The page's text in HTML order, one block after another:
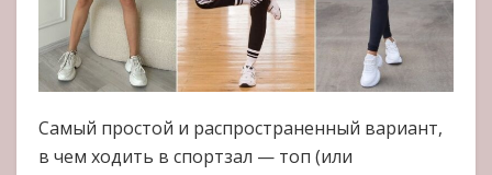
Самый простой и распространенный вариант,
в чем ходить в спортзал — топ (или